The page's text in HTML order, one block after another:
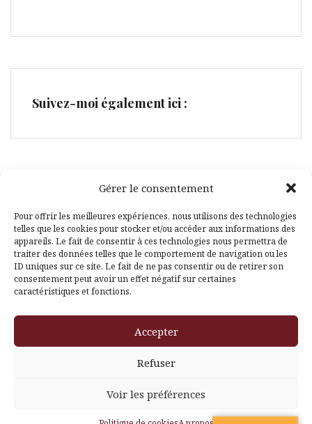
Gérer le consentement
Pour offrir les meilleures expériences, nous utilisons des technologies
telles que les cookies pour stocker et/ou accéder aux informations des
appareils. Le fait de consentir à ces technologies nous permettra de
traiter des données telles que le comportement de navigation ou les
ID uniques sur ce site. Le fait de ne pas consentir ou de retirer son
consentement peut avoir un effet négatif sur certaines
caractéristiques et fonctions.
Accepter
Refuser
Voir les préférences
Suivez-moi également ici :
Facebook
Pinterest
Themeisle